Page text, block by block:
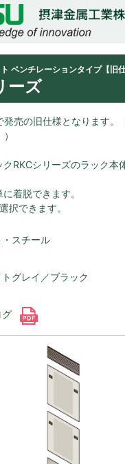
ベンチレーションタイプ【旧仕
ーズ
売の旧仕様となります。
RKCシリーズのラック本
着脱できます。
択できます。
・スチール
トグレイ／ブラック
グ